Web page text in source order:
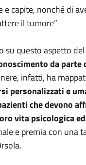
e capite, nonché di
il tumore”
su questo aspetto
da parte
infatti, ha
personalizzati e
che devono
vita psicologica
e premia con una